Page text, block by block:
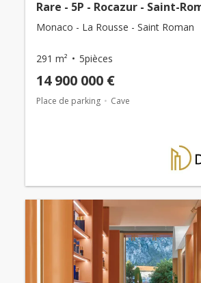
Rare - 5P - Rocazur - Saint-
Monaco - La Rousse - Saint Roman
291 m² 5pièces
14 900 000 €
Place de parking Cave